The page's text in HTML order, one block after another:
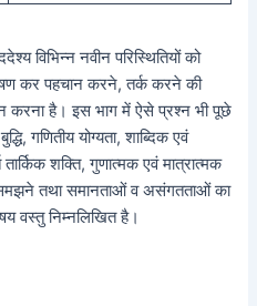
विभिन्न नवीन परिस्थितियों को
कर पहचान करने, तर्क करने की
करना है। इस भाग में ऐसे प्रश्न भी पूछे
गणितीय योग्यता, शाब्दिक एवं
शक्ति, गुणात्मक एवं मात्रात्मक
तथा समानताओं व असंगतताओं का
वस्तु निम्नलिखित है।